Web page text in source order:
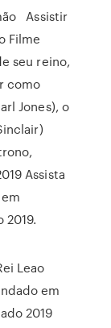
Assistir
Filme
seu reino,
como
Jones), o
Assista
2019.
Leao
em
2019